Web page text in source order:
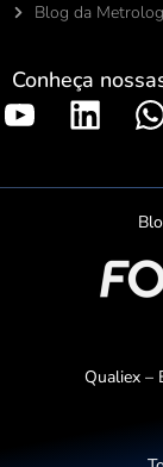
Blog da
Conheça
Qualiex –